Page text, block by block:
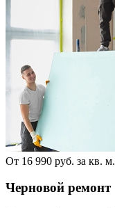
От 16 990 руб. за кв. м.
Черновой ремонт